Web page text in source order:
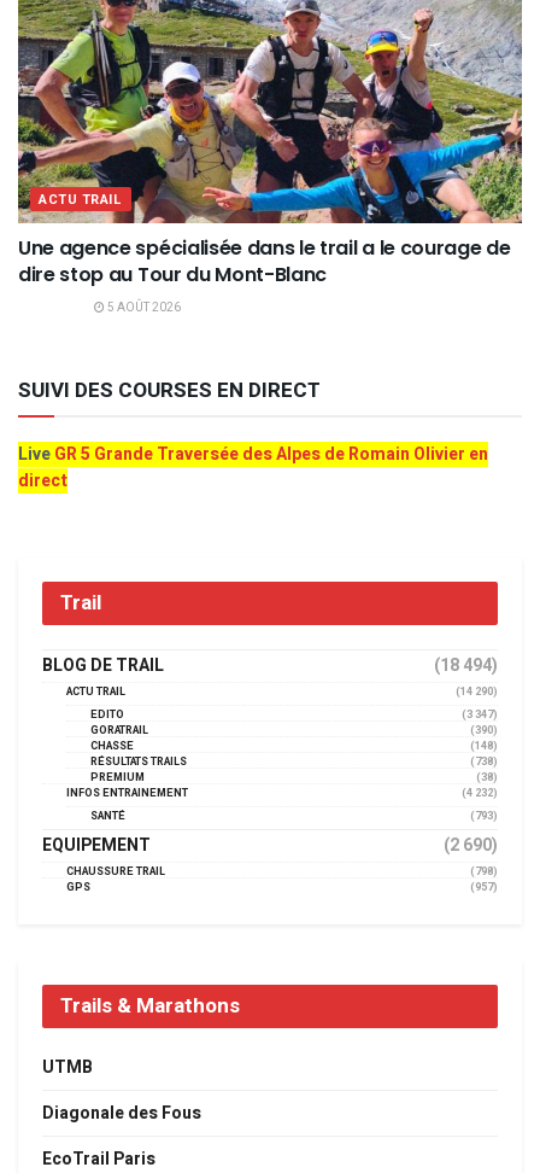
ACTU TRAIL
Une agence spécialisée dans le trail a le courage de
dire stop au Tour du Mont-Blanc
5 AOÛT 2026
SUIVI DES COURSES EN DIRECT
LiveGR 5 Grande Traversée des Alpes de Romain Olivier en
direct
Trail
BLOG DE TRAIL (18 494)
ACTU TRAIL
(14 290)
EDITO
(3 347)
GORATRAIL
(390)
CHASSE
(148)
RÉSULTATS TRAILS
(738)
PREMIUM
(38)
INFOS ENTRAINEMENT
(4 232)
SANTÉ
(793)
EQUIPEMENT (2 690)
CHAUSSURE TRAIL
(798)
GPS
(957)
Trails & Marathons
UTMB
Diagonale des Fous
EcoTrail Paris